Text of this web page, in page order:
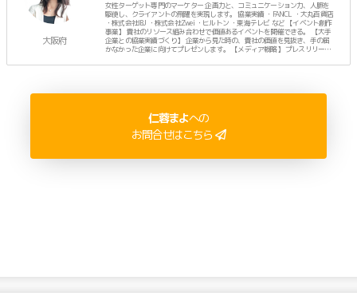
大阪府
女性ターゲット専門のマーケター 企画力と、コミュニケーション力、人脈を
駆使し、クライアントの飛躍を実現します。 協業実績 ・FANCL ・大丸百貨店
・株式会社IBJ ・株式会社Zwei ・ヒルトン ・東海テレビ など 【イベント創作
事業】 貴社のリソース組み合わせで価値あるイベントを開催できる。 【大手
企業との協業実績づくり】 企業から見た時の、貴社の価値を見抜き、手の届
かなかった企業に向けてプレゼンします。 【メディア戦略】 プレスリリース
ートは、3人のママ。
仁蓉まよへの
お問合せはこちら